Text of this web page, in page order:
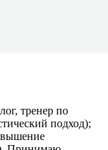
тренер по
подход);